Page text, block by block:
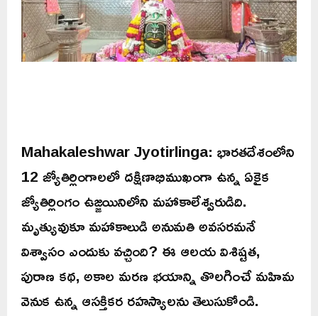
Mahakaleshwar Jyotirlinga: భారతదేశంలోని
12 జ్యోతిర్లింగాలలో దక్షిణాభిముఖంగా ఉన్న ఏకైక
జ్యోతిర్లింగం ఉజ్జయినిలోని మహాకాలేశ్వరుడిది.
మృత్యువుకూ మహాకాలుడి అనుమతి అవసరమనే
విశ్వాసం ఎందుకు వచ్చింది? ఈ ఆలయ విశిష్టత,
పురాణ కథ, అకాల మరణ భయాన్ని తొలగించే మహిమ
వెనుక ఉన్న ఆసక్తికర రహస్యాలను తెలుసుకోండి.